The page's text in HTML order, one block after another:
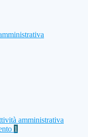
amministrativa
1